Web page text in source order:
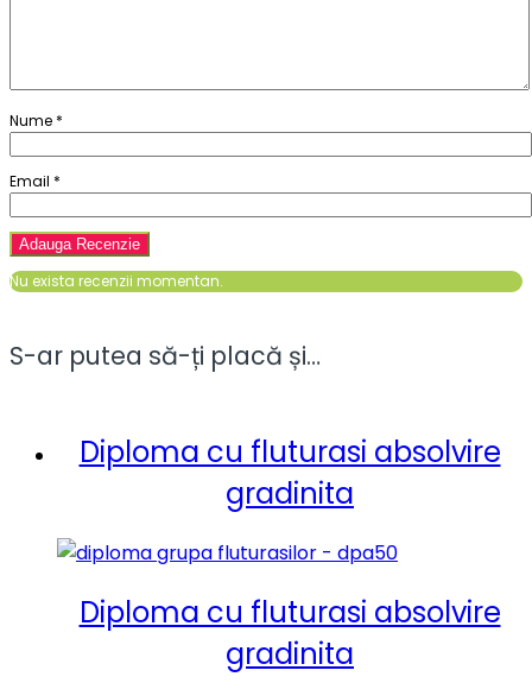
Nume *
Email *
Nu exista recenzii momentan.
S-ar putea să-ți placă și…
Diploma cu fluturasi absolvire
gradinita
Diploma cu fluturasi absolvire
gradinita